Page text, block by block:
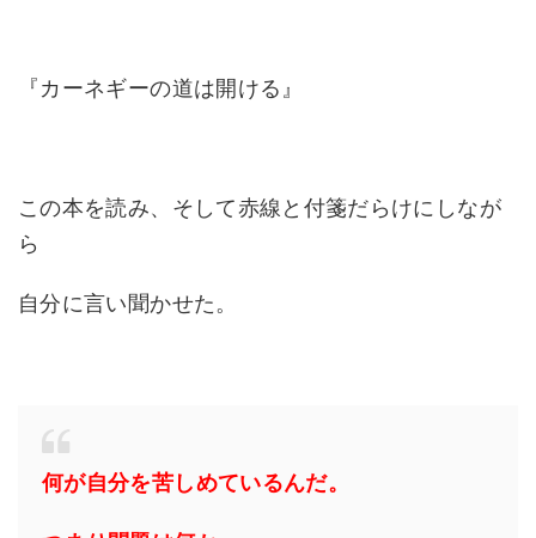
『カーネギーの道は開ける』
この本を読み、そして赤線と付箋だらけにしなが
ら
自分に言い聞かせた。
何が自分を苦しめているんだ。